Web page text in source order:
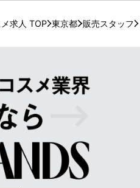
求人 TOP 東京都 販売スタッフ